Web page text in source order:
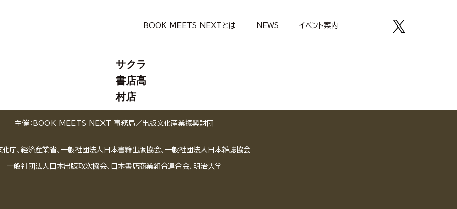
BOOK MEETS NEXTとは NEWS イベント案内
サクラ
書店高
村店
主催：BOOK MEETS NEXT 事務局／ 出版文化産業振興財団
化庁、経済産業省、一般社団法人日本書籍出版協会、一般社団法人日本雑誌協会
一般社団法人日本出版取次協会、日本書店商業組合連合会、明治大学